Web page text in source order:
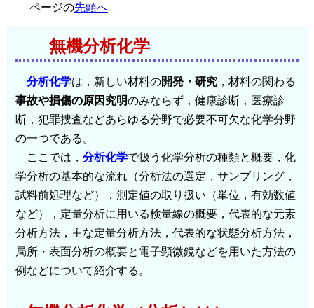
ページの先頭へ
無機分析化学
分析化学は，新しい材料の開発・研究 ，材料の関わる
事故や損傷の原因究明のみならず，健康診断，医療診
断，犯罪捜査などあらゆる分野で必要不可欠な化学分野
の一つである。
ここでは， 分析化学で扱う化学分析の種類と概要，化
学分析の基本的な流れ（分析法の選定，サンプリング，
試料前処理など），測定値の取り扱い（単位，有効数値
など），定量分析に用いる検量線の概要，代表的な元素
分析方法，主な定量分析方法，代表的な状態分析方法，
局所・表面分析の概要と電子顕微鏡などを用いた方法の
例などについて紹介する。